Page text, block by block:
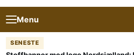
Menu
SENESTE